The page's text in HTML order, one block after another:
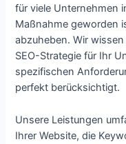
für viele Unternehmen
Maßnahme geworden
abzuheben. Wir
SEO-Strategie für Ihr
spezifischen
perfekt berücksichtigt.
Unsere Leistungen
Ihrer Website, die